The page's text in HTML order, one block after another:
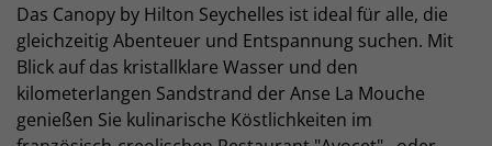
Das Canopy by Hilton Seychelles ist ideal für alle, die
gleichzeitig Abenteuer und Entspannung suchen. Mit
Blick auf das kristallklare Wasser und den
kilometerlangen Sandstrand der Anse La Mouche
genießen Sie kulinarische Köstlichkeiten im